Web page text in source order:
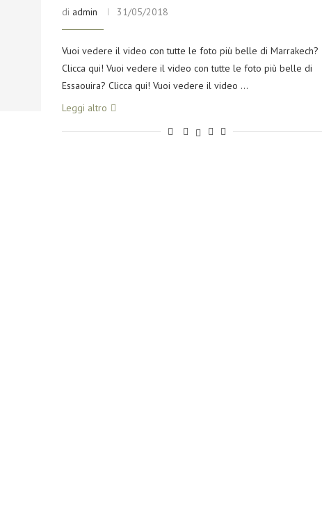
di admin 31/05/2018
Vuoi vedere il video con tutte le foto più belle di Marrakech?
Clicca qui! Vuoi vedere il video con tutte le foto più belle di
Essaouira? Clicca qui! Vuoi vedere il video …
Leggi altro